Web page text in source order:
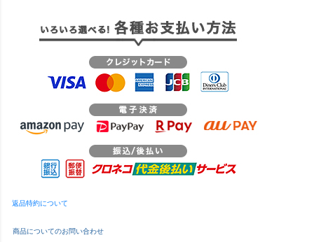
返品特約について
商品についてのお問い合わせ